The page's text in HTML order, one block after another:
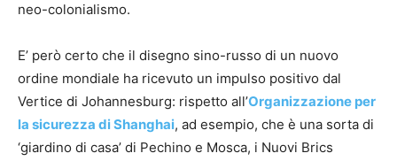
neo-colonialismo.
E’ però certo che il disegno sino-russo di un nuovo
ordine mondiale ha ricevuto un impulso positivo dal
Vertice di Johannesburg: rispetto all’Organizzazione per
la sicurezza di Shanghai, ad esempio, che è una sorta di
‘giardino di casa’ di Pechino e Mosca, i Nuovi Brics